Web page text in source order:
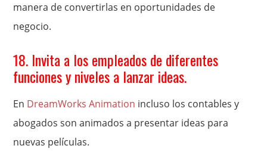
manera de convertirlas en oportunidades de
negocio.
18. Invita a los empleados de diferentes
funciones y niveles a lanzar ideas.
En DreamWorks Animation incluso los contables y
abogados son animados a presentar ideas para
nuevas películas.